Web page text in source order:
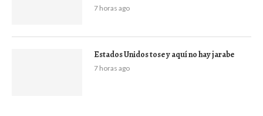
7 horas ago
Estados Unidos tose y aquí no hay jarabe
7 horas ago